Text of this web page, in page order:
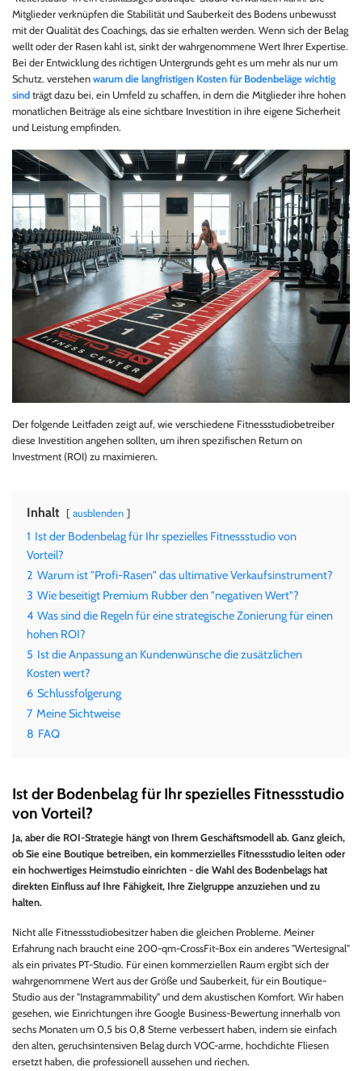
Mitglieder verknüpfen die Stabilität und Sauberkeit des Bodens unbewusst
mit der Qualität des Coachings, das sie erhalten werden. Wenn sich der Belag
wellt oder der Rasen kahl ist, sinkt der wahrgenommene Wert Ihrer Expertise.
Bei der Entwicklung des richtigen Untergrunds geht es um mehr als nur um
Schutz. verstehen warum die langfristigen Kosten für Bodenbeläge wichtig
sind trägt dazu bei, ein Umfeld zu schaffen, in dem die Mitglieder ihre hohen
monatlichen Beiträge als eine sichtbare Investition in ihre eigene Sicherheit
und Leistung empfinden.
Der folgende Leitfaden zeigt auf, wie verschiedene Fitnessstudiobetreiber
diese Investition angehen sollten, um ihren spezifischen Return on
Investment (ROI) zu maximieren.
Inhalt ausblenden
1 Ist der Bodenbelag für Ihr spezielles Fitnessstudio von
Vorteil?
2 Warum ist "Profi-Rasen" das ultimative Verkaufsinstrument?
3 Wie beseitigt Premium Rubber den "negativen Wert"?
4 Was sind die Regeln für eine strategische Zonierung für einen
hohen ROI?
5 Ist die Anpassung an Kundenwünsche die zusätzlichen
Kosten wert?
6 Schlussfolgerung
7 Meine Sichtweise
8 FAQ
Ist der Bodenbelag für Ihr spezielles Fitnessstudio
von Vorteil?
Ja, aber die ROI-Strategie hängt von Ihrem Geschäftsmodell ab. Ganz gleich,
ob Sie eine Boutique betreiben, ein kommerzielles Fitnessstudio leiten oder
ein hochwertiges Heimstudio einrichten - die Wahl des Bodenbelags hat
direkten Einfluss auf Ihre Fähigkeit, Ihre Zielgruppe anzuziehen und zu
halten.
Nicht alle Fitnessstudiobesitzer haben die gleichen Probleme. Meiner
Erfahrung nach braucht eine 200-qm-CrossFit-Box ein anderes "Wertesignal"
als ein privates PT-Studio. Für einen kommerziellen Raum ergibt sich der
wahrgenommene Wert aus der Größe und Sauberkeit, für ein Boutique-
Studio aus der "Instagrammability" und dem akustischen Komfort. Wir haben
gesehen, wie Einrichtungen ihre Google Business-Bewertung innerhalb von
sechs Monaten um 0,5 bis 0,8 Sterne verbessert haben, indem sie einfach
den alten, geruchsintensiven Belag durch VOC-arme, hochdichte Fliesen
ersetzt haben, die professionell aussehen und riechen.